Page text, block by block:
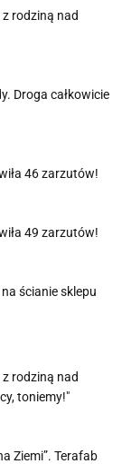
rodziną nad
Droga całkowicie
46 zarzutów!
49 zarzutów!
ścianie sklepu
rodziną nad
toniemy!"
Ziemi”. Terafab